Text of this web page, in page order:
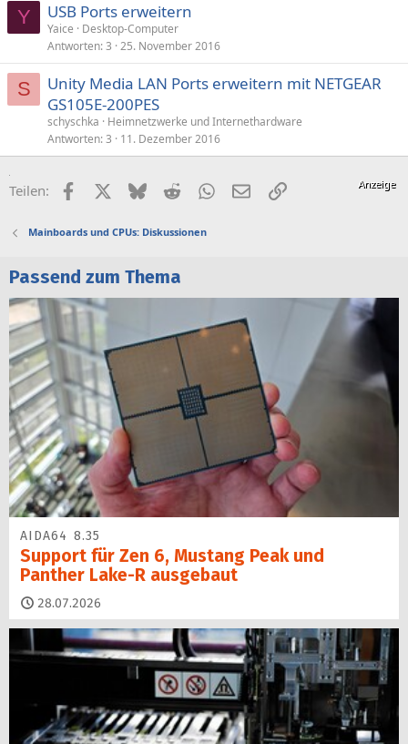
Y USB Ports erweitern
Yaice
Desktop-Computer
Antworten 3 25. November 2016
S
Unity Media LAN Ports erweitern mit NETGEAR
GS105E-200PES
schyschka
Heimnetzwerke und Internethardware
Antworten 3 11. Dezember 2016
Teilen: FacebookX (Twitter)
BlueskyRedditWhatsApp
E-MailLink
Mainboards und CPUs: Diskussionen
Passend zum Thema
AIDA64 8.35
Support für Zen 6, Mustang Peak und
Panther Lake-R ausgebaut
28.07.2026